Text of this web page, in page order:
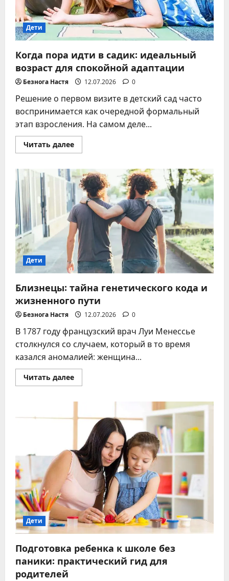
Дети
Когда пора идти в садик: идеальный
возраст для спокойной адаптации
Безнога Настя 12.07.2026 0
Решение о первом визите в детский сад часто
воспринимается как очередной формальный
этап взросления. На самом деле...
Читать далееПрочитать
больше
пора
идти
в
садик:
идеальный
возраст
для
спокойной
адаптации
Дети
Близнецы: тайна генетического кода и
жизненного пути
Безнога Настя 12.07.2026 0
В 1787 году французский врач Луи Менессье
столкнулся со случаем, который в то время
казался аномалией: женщина...
Читать далееПрочитать
больше
кода
жизненного
пути
Дети
Подготовка ребенка к школе без
паники: практический гид для
родителей